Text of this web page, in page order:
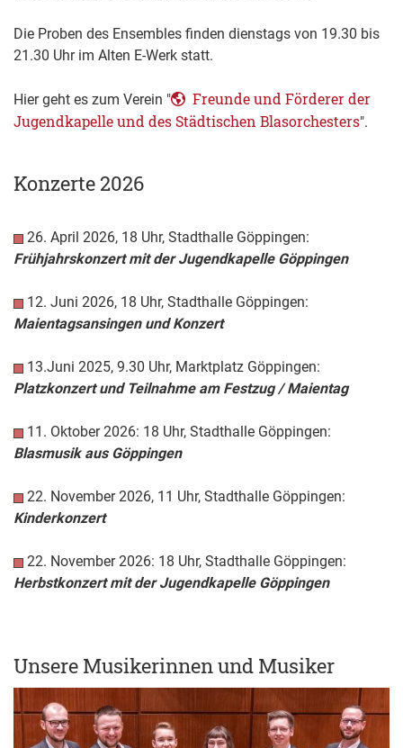
Die Proben des Ensembles finden dienstags von 19.30 bis
21.30 Uhr im Alten E-Werk statt.
Hier geht es zum Verein "
Freunde und Förderer der
Jugendkapelle und des Städtischen Blasorchesters".
Konzerte 2026
26. April 2026, 18 Uhr, Stadthalle Göppingen:
Frühjahrskonzert mit der Jugendkapelle Göppingen
12. Juni 2026, 18 Uhr, Stadthalle Göppingen:
Maientagsansingen und Konzert
13.Juni 2025, 9.30 Uhr, Marktplatz Göppingen:
Platzkonzert und Teilnahme am Festzug / Maientag
11. Oktober 2026: 18 Uhr, Stadthalle Göppingen:
Blasmusik aus Göppingen
22. November 2026, 11 Uhr, Stadthalle Göppingen:
Kinderkonzert
22. November 2026: 18 Uhr, Stadthalle Göppingen:
Herbstkonzert mit der Jugendkapelle Göppingen
Unsere Musikerinnen und Musiker